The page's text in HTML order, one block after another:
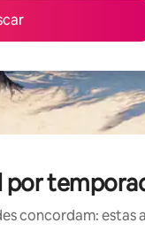
concordam: